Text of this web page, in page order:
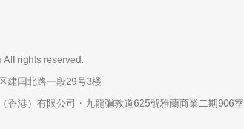
rights reserved.
建国北路一段29号3楼
香港）有限公司・九龍彌敦道625號雅蘭商業二期906室